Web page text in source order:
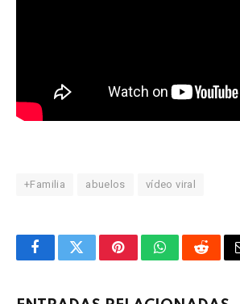
+Familia abuelos vídeo viral
FacebookTwitterPinterestWhatsAppReddit